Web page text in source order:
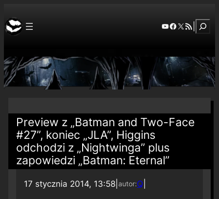
YouTube
Facebook
X RSS Feed
Preview z „Batman and Two-Face
#27”, koniec „JLA”, Higgins
odchodzi z „Nightwinga” plus
zapowiedzi „Batman: Eternal”
17 stycznia 2014, 13:58| autor:Q